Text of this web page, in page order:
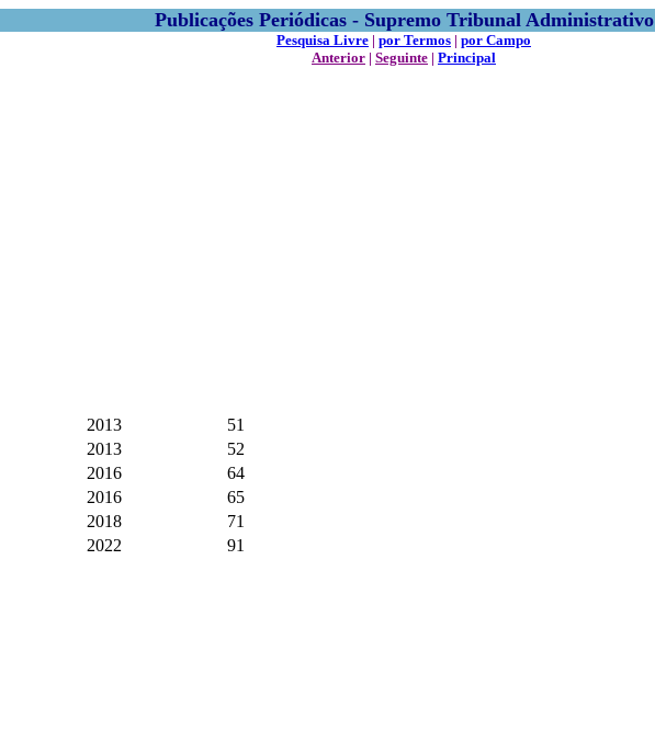
Publicações Periódicas - Supremo Tribunal Administrativo
Pesquisa Livre | por Termos | por Campo
Anterior | Seguinte | Principal
2013 51
2013 52
2016 64
2016 65
2018 71
2022 91